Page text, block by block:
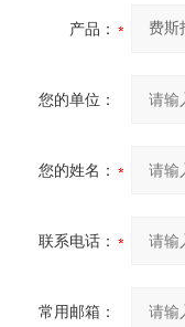
产品：
您的单位：
您的姓名：
联系电话：
常用邮箱：